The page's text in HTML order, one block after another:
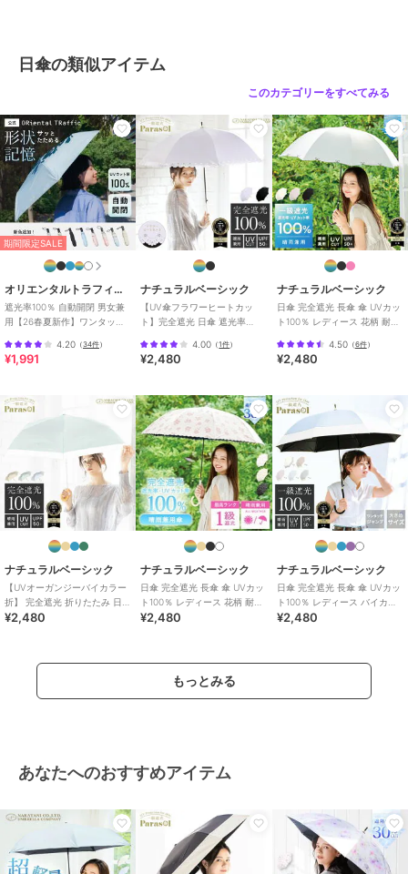
ポリエステル素材
日傘
その他柄/
レース/透かし編み
晴雨兼用
/
原産国 中国製
日傘の類似アイテム
このカテゴリーをすべてみる
期間限定SALE
オリエンタルトラフィック
遮光率100％ 自動開閉 男女兼
用【26春夏新作】ワンタッチ
0601
4.20 （34件）
¥1,991
ナチュラルベーシック
【UV傘フラワーヒートカッ
ト】完全遮光 日傘 遮光率
雨兼用
4.00 （1件）
¥2,480
ナチュラルベーシック
日傘 完全遮光 長傘 傘 UVカッ
ト100％ レディース 花柄 耐風
4.50（6件）
¥2,480
ナチュラルベーシック
【UVオーガンジーバイカラー
折】 完全遮光 折りたたみ 日傘
遮光率 100％ UVカット 遮熱
¥2,480
ナチュラルベーシック
日傘 完全遮光 長傘 傘 UVカッ
ト100％ レディース 花柄 耐風
仕様 撥水 軽量
¥2,480
ナチュラルベーシック
日傘 完全遮光 長傘 傘 UVカッ
ト100％ レディース バイカラ
ー 耐風仕様 撥水
¥2,480
もっとみる
あなたへのおすすめアイテム